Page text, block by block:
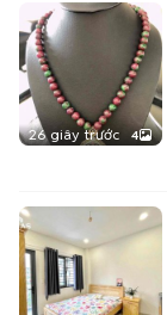
26 giây trước 4